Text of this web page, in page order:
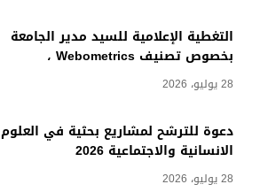
التغطية الإعلامية للسيد مدير الجامعة
بخصوص تصنيف Webometrics ،
28 يوليو، 2026
دعوة للترشح لمشاريع بحثية في العلوم
الانسانية والاجتماعية 2026
28 يوليو، 2026